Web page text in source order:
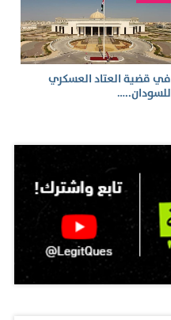
في قضية العتاد العسكري
للسودان..…